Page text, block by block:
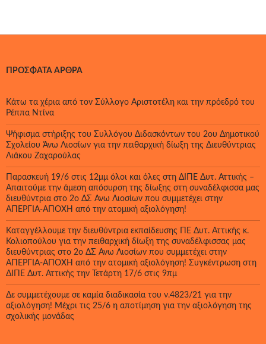
ΠΡΌΣΦΑΤΑ ΆΡΘΡΑ
Κάτω τα χέρια από τον Σύλλογο Αριστοτέλη και την πρόεδρό του
Ρέππα Ντίνα
Ψήφισμα στήριξης του Συλλόγου Διδασκόντων του 2ου Δημοτικού
Σχολείου Άνω Λιοσίων για την πειθαρχική δίωξη της Διευθύντριας
Λιάκου Ζαχαρούλας
Παρασκευή 19/6 στις 12μμ όλοι και όλες στη ΔΙΠΕ Δυτ. Αττικής –
Απαιτούμε την άμεση απόσυρση της δίωξης στη συναδέλφισσα μας
διευθύντρια στο 2ο ΔΣ Άνω Λιοσίων που συμμετέχει στην
ΑΠΕΡΓΙΑ-ΑΠΟΧΗ από την ατομική αξιολόγηση!
Καταγγέλλουμε την διευθύντρια εκπαίδευσης ΠΕ Δυτ. Αττικής κ.
Κολιοπούλου για την πειθαρχική δίωξη της συναδέλφισσας μας
διευθύντριας στο 2ο ΔΣ Άνω Λιοσίων που συμμετέχει στην
ΑΠΕΡΓΙΑ-ΑΠΟΧΗ από την ατομική αξιολόγηση! Συγκέντρωση στη
ΔΙΠΕ Δυτ. Αττικής την Τετάρτη 17/6 στις 9πμ
Δε συμμετέχουμε σε καμία διαδικασία του ν.4823/21 για την
αξιολόγηση! Μέχρι τις 25/6 η αποτίμηση για την αξιολόγηση της
σχολικής μονάδας